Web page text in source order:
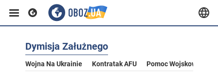
Dymisja Załużnego
Wojna Na Ukrainie Kontratak AFU Pomoc Wojskowa Dla